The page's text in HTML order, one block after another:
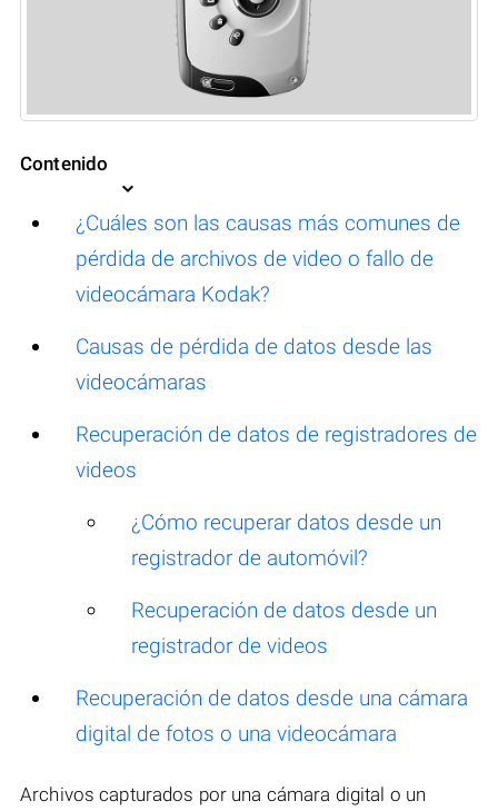
Contenido
¿Cuáles son las causas más comunes de
pérdida de archivos de video o fallo de
videocámara Kodak?
Causas de pérdida de datos desde las
videocámaras
Recuperación de datos de registradores de
videos
¿Cómo recuperar datos desde un
registrador de automóvil?
Recuperación de datos desde un
registrador de videos
Recuperación de datos desde una cámara
digital de fotos o una videocámara
Archivos capturados por una cámara digital o un